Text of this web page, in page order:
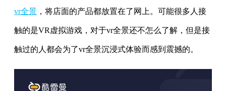
vr全景 ，将店面的产品都放置在了网上。可能很多人接
触的是VR虚拟游戏，对于vr全景还不怎么了解，但是接
触过的人都会为了vr全景沉浸式体验而感到震撼的。